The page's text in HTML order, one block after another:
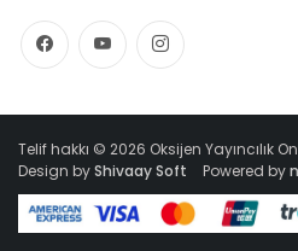
Telif hakkı © 2026 Oksijen Yayıncılık
Design byShivaay Soft Powered by